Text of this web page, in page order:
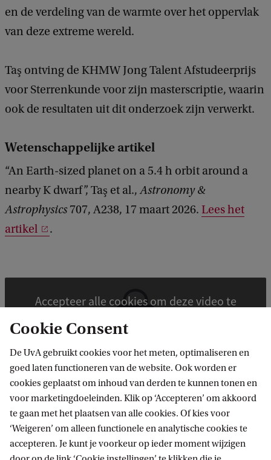
en de verdeling van de warmte over het oppervlak
van deze extreme wereld.
Taş ontving de KHMW Jong Talent Afstudeerprijs
voor Sterrenkunde voor zijn masterscriptie, waarin
ook de resultaten uit dit onderzoek zijn verwerkt.
Wetenschappelijke artikel
“An Earth-sized planet on a 5.4 h orbit around a
nearby K dwarf”, Taş et al.,Astronomy &
Astrophysics707, A238, 17 maart 2026. Lees het
artikel
.
Accepteer alle cookies om deze video te
kunnen zien. Cookie instellingen.
Anton Pannekoek Instituut voor
Sterrenkunde
Volg ons op sociale media
Cookie Consent
De UvA gebruikt cookies voor het meten, optimaliseren en
goed laten functioneren van de website. Ook worden er
cookies geplaatst om inhoud van derden te kunnen tonen en
voor marketingdoeleinden. Klik op ‘Accepteren’ om akkoord
te gaan met het plaatsen van alle cookies. Of kies voor
‘Weigeren’ om alleen functionele en analytische cookies te
accepteren. Je kunt je voorkeur op ieder moment wijzigen